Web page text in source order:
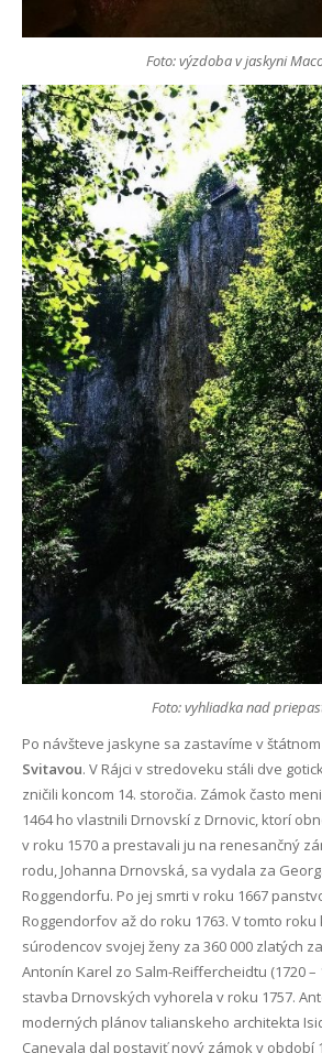
Foto: výzdoba v jaskyni
Foto: vyhliadka nad
Po návšteve jaskyne sa zastavíme v
Svitavou. V Rájci v stredoveku stáli dve
zničili koncom 14. storočia. Zámok často
1464 ho vlastnili Drnovskí z Drnovic, ktorí
v roku 1570 a prestavali ju na renesančný
rodu, Johanna Drnovská, sa vydala za
Roggendorfu. Po jej smrti v roku 1667
Roggendorfov až do roku 1763. V tomto roku
súrodencov svojej ženy za 360 000 zlatých
Antonín Karel zo Salm-Reiffercheidtu (1720 –
stavba Drnovských vyhorela v roku 1757.
moderných plánov talianskeho architekta
Canevala dal postaviť nový zámok v období